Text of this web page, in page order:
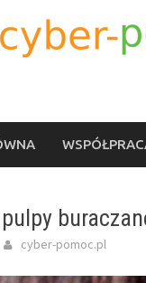
cyber-pomoc.pl